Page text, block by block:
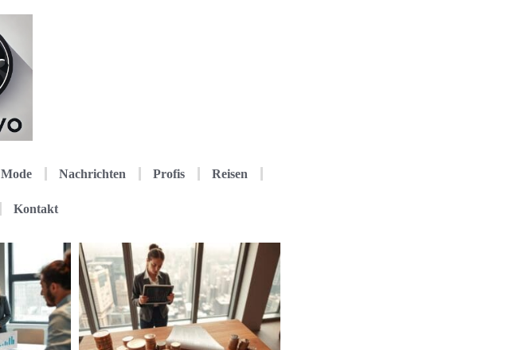
Mode Nachrichten Profis Reisen
Kontakt